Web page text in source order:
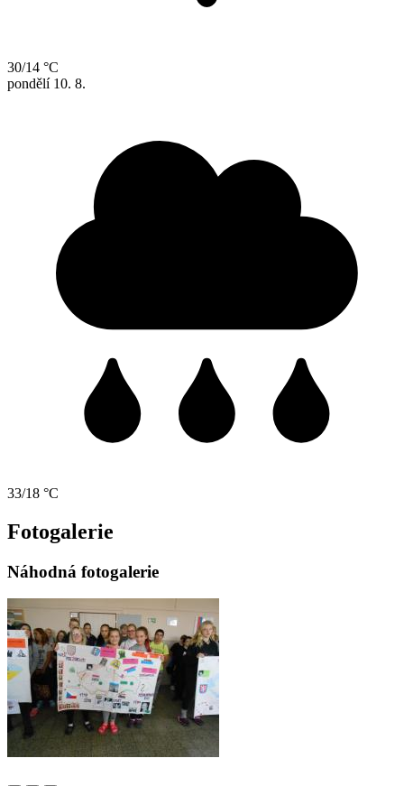
30/14 °C
pondělí 10. 8.
33/18 °C
Fotogalerie
Náhodná fotogalerie